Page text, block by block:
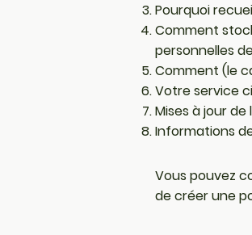
Pourquoi
Comment
personnelles
Comment (le
Votre service
Mises à jour
Informations
Vous pouvez
de créer une